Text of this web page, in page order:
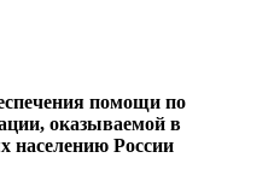
помощи по
оказываемой в
населению России